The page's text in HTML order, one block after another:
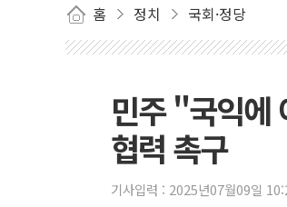
홈 정치 국회·정당
민주 "국익
협력 촉구
기사입력 : 2025년07월09일